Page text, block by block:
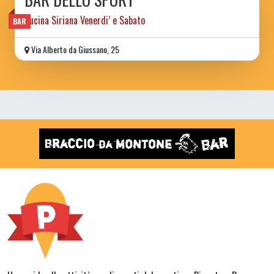
BARCucina Siriana Venerdi’ e Sabato
Via Alberto da Giussano, 25